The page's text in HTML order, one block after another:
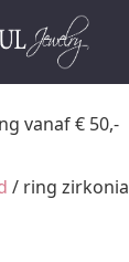
vanaf € 50,-
/ ring zirkonia